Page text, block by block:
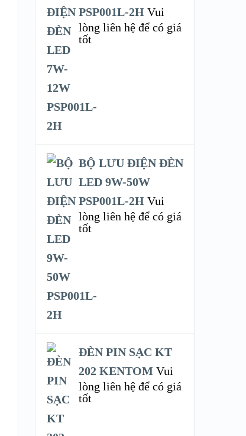
PSP001L-2H Vui
lòng liên hệ để có giá
tốt
BỘ LƯU ĐIỆN ĐÈN
LED 9W-50W
PSP001L-2H Vui
lòng liên hệ để có giá
tốt
ĐÈN PIN SẠC KT
202 KENTOM Vui
lòng liên hệ để có giá
tốt